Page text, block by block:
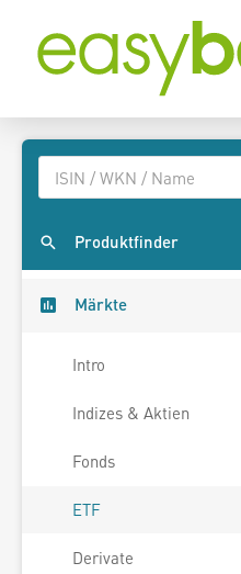
Produktfinder
Märkte
Intro
Indizes & Aktien
Fonds
ETF
Derivate